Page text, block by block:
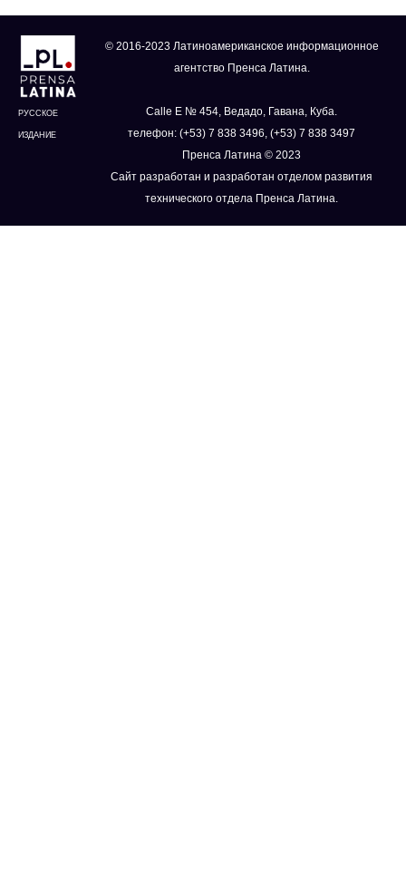
РУССКОЕ
ИЗДАНИЕ
© 2016-2023 Латиноамериканское информационное
агентство Пренса Латина.
Calle E № 454, Ведадо, Гавана, Куба.
телефон: (+53) 7 838 3496, (+53) 7 838 3497
Пренса Латина © 2023
Сайт разработан и разработан отделом развития
технического отдела Пренса Латина.